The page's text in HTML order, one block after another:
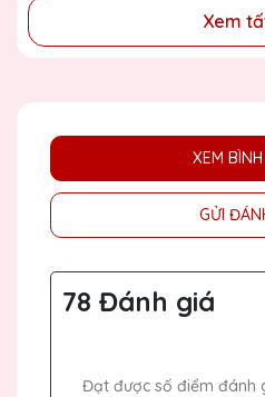
Xem
XEM
GỬI
78 Đánh giá
Đạt được số điểm đánh